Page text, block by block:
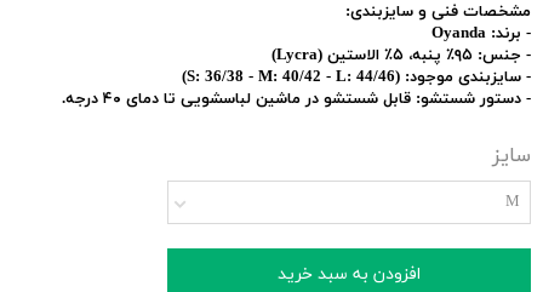
مشخصات فنی و سایزبندی:
- برند: Oyanda
- جنس:
-سایزبندی موجود: (S: 36/38 - M: 40/42 - L: 44/46)
-دستور شستشو: قابل شستشو در ماشین لباسشویی تا دمای ۴۰ درجه.
سایز
M
افزودن به سبد خرید